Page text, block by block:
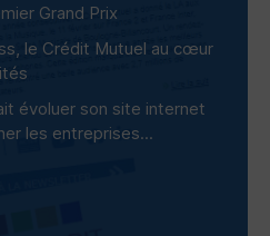
Grand Prix
le Crédit Mutuel au cœur
évoluer son site internet
les entreprises...